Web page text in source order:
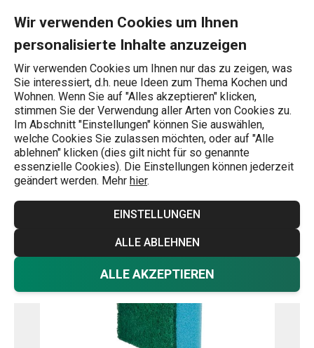
Wir verwenden Cookies um Ihnen
personalisierte Inhalte anzuzeigen
Wir verwenden Cookies um Ihnen nur das zu zeigen, was
Sie interessiert, d.h. neue Ideen zum Thema Kochen und
Wohnen. Wenn Sie auf "Alles akzeptieren" klicken,
stimmen Sie der Verwendung aller Arten von Cookies zu.
Im Abschnitt "Einstellungen" können Sie auswählen,
welche Cookies Sie zulassen möchten, oder auf "Alle
ablehnen" klicken (dies gilt nicht für so genannte
essenzielle Cookies). Die Einstellungen können jederzeit
geändert werden. Mehr hier.
EINSTELLUNGEN
ALLE ABLEHNEN
ALLE AKZEPTIEREN
Wonach suchen Sie?
Geschirrschwämme
Geschirrschwämme CLEAN KIT,
10 St.